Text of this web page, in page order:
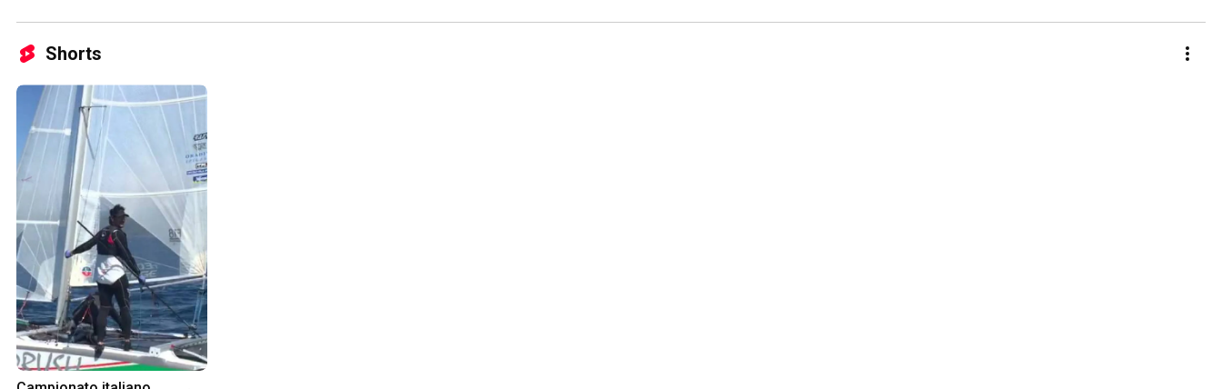
Shorts